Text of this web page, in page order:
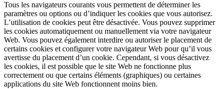
Tous les navigateurs courants vous permettent de déterminer les
paramètres ou options ou d’indiquer les cookies que vous autorisez.
L’utilisation de cookies peut être désactivée. Vous pouvez supprimer
les cookies automatiquement ou manuellement via votre navigateur
Web. Vous pouvez également interdire ou autoriser le placement de
certains cookies et configurer votre navigateur Web pour qu’il vous
avertisse du placement d’un cookie. Cependant, si vous désactivez
les cookies, il est possible que le site Web ne fonctionne plus
correctement ou que certains éléments (graphiques) ou certaines
applications du site Web fonctionnent moins bien.